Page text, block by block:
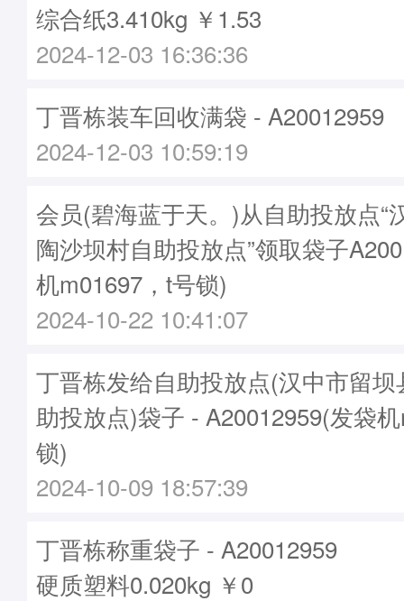
综合纸3.410kg ￥1.53
2024-12-03 16:36:36
丁晋栋装车回收满袋 - A20012959
2024-12-03 10:59:19
会员(碧海蓝于天。)从自助投放点“
陶沙坝村自助投放点”领取袋子
机m01697，t号锁)
2024-10-22 10:41:07
丁晋栋发给自助投放点(汉中市留
助投放点)袋子 - A20012959(发袋
锁)
2024-10-09 18:57:39
丁晋栋称重袋子 - A20012959
硬质塑料0.020kg ￥0